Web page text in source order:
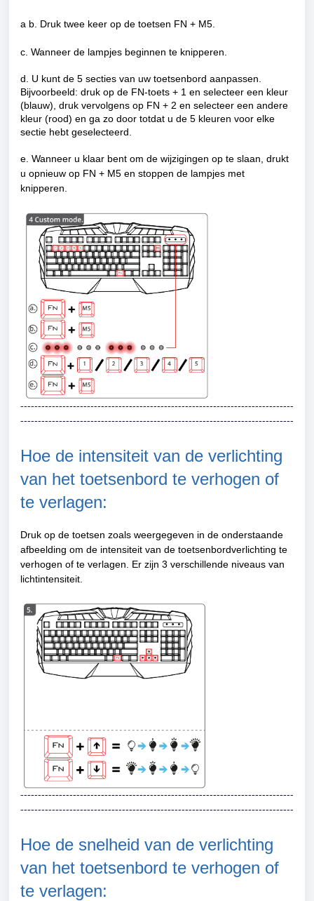
a b. Druk twee keer op de toetsen FN + M5.
c. Wanneer de lampjes beginnen te knipperen.
d. U kunt de 5 secties van uw toetsenbord aanpassen.
Bijvoorbeeld: druk op de FN-toets + 1 en selecteer een kleur
(blauw), druk vervolgens op FN + 2 en selecteer een andere
kleur (rood) en ga zo door totdat u de 5 kleuren voor elke
sectie hebt geselecteerd.
e. Wanneer u klaar bent om de wijzigingen op te slaan, drukt
u opnieuw op FN + M5 en stoppen de lampjes met
knipperen.
------------------------------------------------------------------------------
------------------------------------------------------------------------------
Hoe de intensiteit van de verlichting
van het toetsenbord te verhogen of
te verlagen:
Druk op de toetsen zoals weergegeven in de onderstaande
afbeelding om de intensiteit van de toetsenbordverlichting te
verhogen of te verlagen. Er zijn 3 verschillende niveaus van
lichtintensiteit.
------------------------------------------------------------------------------
------------------------------------------------------------------------------
Hoe de snelheid van de verlichting
van het toetsenbord te verhogen of
te verlagen: